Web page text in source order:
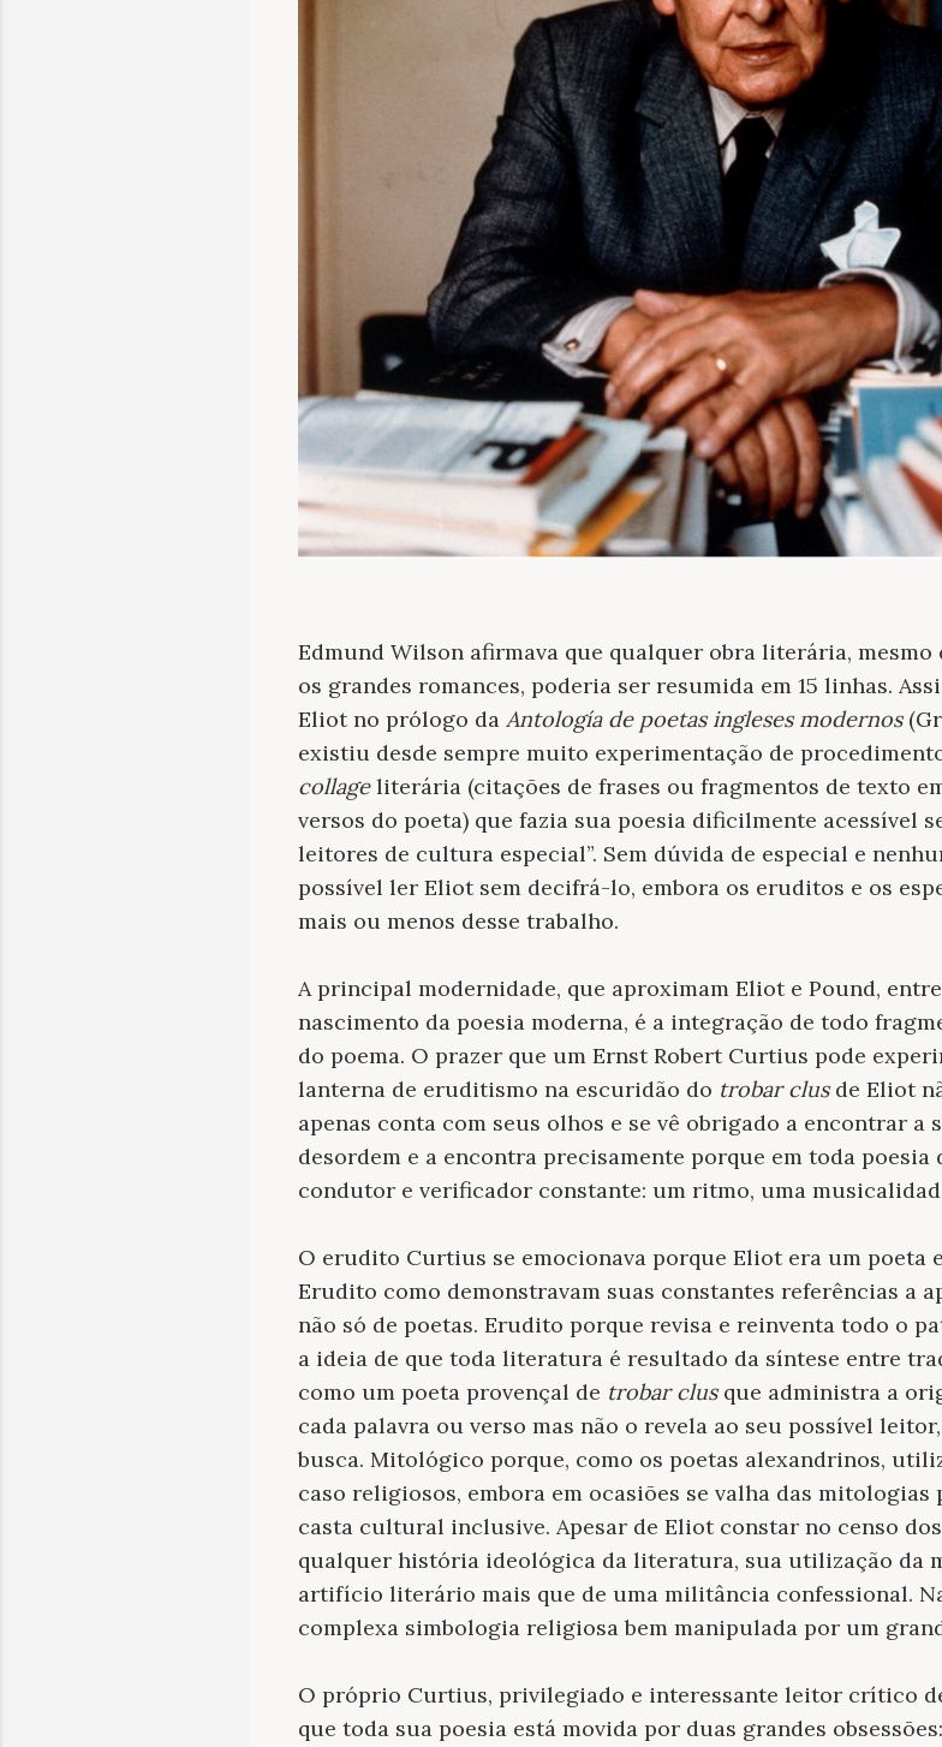
Edmund Wilson afirmava que qualquer obra literária,
os grandes romances, poderia ser resumida em 15 linhas.
Eliot no prólogo da Antología de poetas ingleses modernos
existiu desde sempre muito experimentação de
collageliterária (citações de frases ou fragmentos de texto
versos do poeta) que fazia sua poesia dificilmente acessível
leitores de cultura especial”. Sem dúvida de especial e
possível ler Eliot sem decifrá-lo, embora os eruditos e os
mais ou menos desse trabalho.
A principal modernidade, que aproximam Eliot e Pound,
nascimento da poesia moderna, é a integração de todo
do poema. O prazer que um Ernst Robert Curtius pode
lanterna de eruditismo na escuridão do trobar clusde Eliot
apenas conta com seus olhos e se vê obrigado a encontrar a
desordem e a encontra precisamente porque em toda
condutor e verificador constante: um ritmo, uma
O erudito Curtius se emocionava porque Eliot era um poeta
Erudito como demonstravam suas constantes referências a
não só de poetas. Erudito porque revisa e reinventa todo o
a ideia de que toda literatura é resultado da síntese entre
como um poeta provençal de trobar clusque administra a
cada palavra ou verso mas não o revela ao seu possível
busca. Mitológico porque, como os poetas alexandrinos,
caso religiosos, embora em ocasiões se valha das mitologias
casta cultural inclusive. Apesar de Eliot constar no censo
qualquer história ideológica da literatura, sua utilização da
artifício literário mais que de uma militância confessional.
complexa simbologia religiosa bem manipulada por um
O próprio Curtius, privilegiado e interessante leitor crítico
que toda sua poesia está movida por duas grandes